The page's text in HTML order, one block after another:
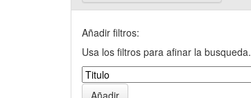
Añadir filtros:
Usa los filtros para afinar la busqueda.